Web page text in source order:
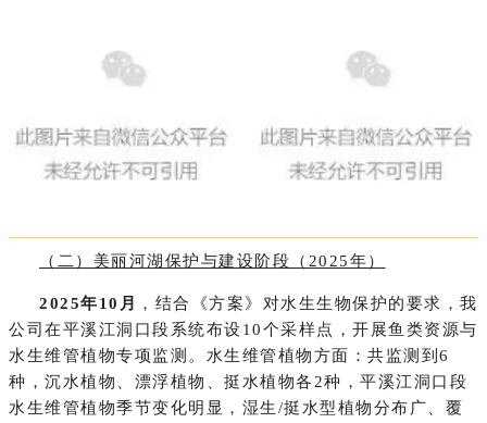
（二）美丽河湖保护与建设阶段（2025年）
2025年10月
，结合《方案》对水生生物保护的要求，我
公司在平溪江洞口段系统布设10个采样点，开展鱼类资源与
水生维管植物专项监测。水生维管植物方面：共监测到6
种，沉水植物、漂浮植物、挺水植物各2种，平溪江洞口段
水生维管植物季节变化明显，湿生/挺水型植物分布广、覆